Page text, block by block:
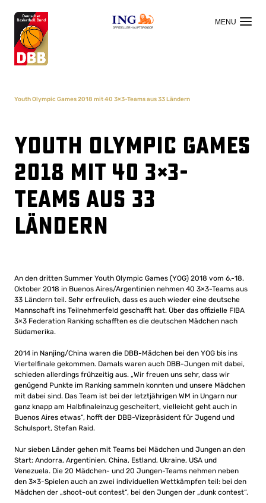
OFFIZIELLER HAUPTSPONSOR
Youth Olympic Games 2018 mit 40 3×3-Teams aus 33 Ländern
Youth Olympic Games
2018 mit 40 3×3-
Teams aus 33
Ländern
An den dritten Summer Youth Olympic Games (YOG) 2018 vom 6.-18.
Oktober 2018 in Buenos Aires/Argentinien nehmen 40 3×3-Teams aus
33 Ländern teil. Sehr erfreulich, dass es auch wieder eine deutsche
Mannschaft ins Teilnehmerfeld geschafft hat. Über das offizielle FIBA
3×3 Federation Ranking schafften es die deutschen Mädchen nach
Südamerika.
2014 in Nanjing/China waren die DBB-Mädchen bei den YOG bis ins
Viertelfinale gekommen. Damals waren auch DBB-Jungen mit dabei,
schieden allerdings frühzeitig aus. „Wir freuen uns sehr, dass wir
genügend Punkte im Ranking sammeln konnten und unsere Mädchen
mit dabei sind. Das Team ist bei der letztjährigen WM in Ungarn nur
ganz knapp am Halbfinaleinzug gescheitert, vielleicht geht auch in
Buenos Aires etwas“, hofft der DBB-Vizepräsident für Jugend und
Schulsport, Stefan Raid.
Nur sieben Länder gehen mit Teams bei Mädchen und Jungen an den
Start: Andorra, Argentinien, China, Estland, Ukraine, USA und
Venezuela. Die 20 Mädchen- und 20 Jungen-Teams nehmen neben
den 3×3-Spielen auch an zwei individuellen Wettkämpfen teil: bei den
Mädchen der „shoot-out contest“, bei den Jungen der „dunk contest“.